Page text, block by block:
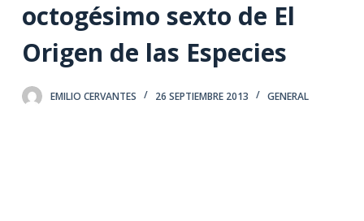
e
o
octogésimo sexto de El
Origen de las Especies
EMILIO CERVANTES 26 SEPTIEMBRE 2013 GENERAL